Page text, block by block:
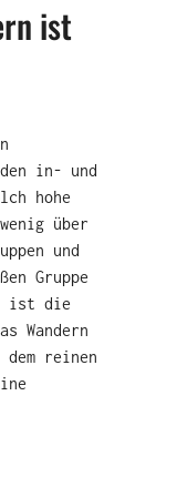
ist
in- und
hohe
über
und
Gruppe
ist die
Wandern
reinen